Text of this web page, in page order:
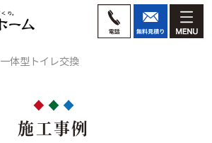
一体型トイレ交換
施工事例